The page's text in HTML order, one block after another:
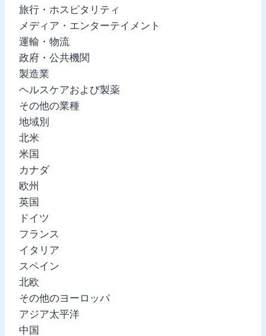
旅行・ホスピタリティ
メディア・エンターテイメント
運輸・物流
政府・公共機関
製造業
ヘルスケアおよび製薬
その他の業種
地域別
北米
米国
カナダ
欧州
英国
ドイツ
フランス
イタリア
スペイン
北欧
その他のヨーロッパ
アジア太平洋
中国